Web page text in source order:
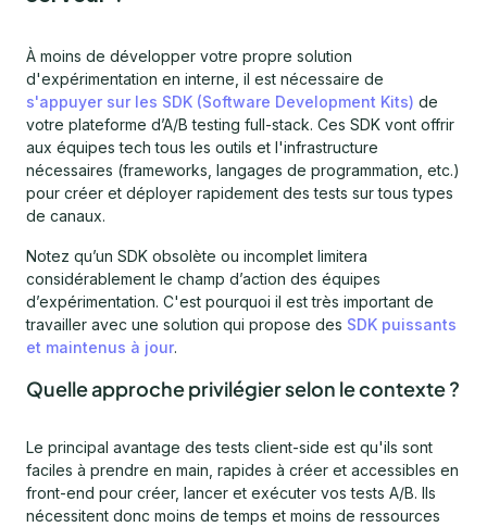
À moins de développer votre propre solution
d'expérimentation en interne, il est nécessaire de
s'appuyer sur les SDK (Software Development Kits) de
votre plateforme d’A/B testing full-stack. Ces SDK vont offrir
aux équipes tech tous les outils et l'infrastructure
nécessaires (frameworks, langages de programmation, etc.)
pour créer et déployer rapidement des tests sur tous types
de canaux.
Notez qu’un SDK obsolète ou incomplet limitera
considérablement le champ d’action des équipes
d’expérimentation. C'est pourquoi il est très important de
travailler avec une solution qui propose des SDK puissants
et maintenus à jour.
Quelle approche privilégier selon le contexte ?
Le principal avantage des tests client-side est qu'ils sont
faciles à prendre en main, rapides à créer et accessibles en
front-end pour créer, lancer et exécuter vos tests A/B. Ils
nécessitent donc moins de temps et moins de ressources